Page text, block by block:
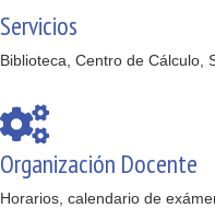
Servicios
Biblioteca, Centro de Cálculo,
Organización Docente
Horarios, calendario de